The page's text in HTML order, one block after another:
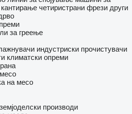
четиристрани фрези други
за греење
индустриски прочистувачи
климатски опреми
на месо
производи